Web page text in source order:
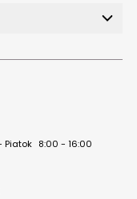
Piatok 8:00 - 16:00